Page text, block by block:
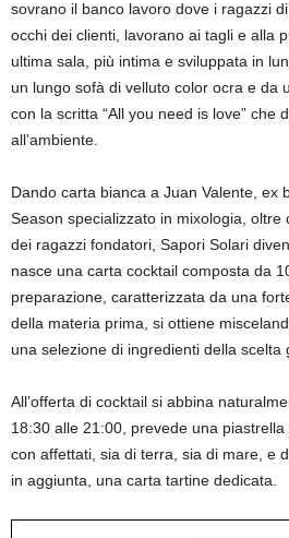
sovrano il banco lavoro dove i ragazzi
occhi dei clienti, lavorano ai tagli e alla
ultima sala, più intima e sviluppata in
un lungo sofà di velluto color ocra e da
con la scritta “All you need is love” che
all’ambiente.
Dando carta bianca a Juan Valente, ex
Season specializzato in mixologia, oltre
dei ragazzi fondatori, Sapori Solari
nasce una carta cocktail composta da
preparazione, caratterizzata da una
della materia prima, si ottiene
una selezione di ingredienti della scelta
All’offerta di cocktail si abbina
18:30 alle 21:00, prevede una
con affettati, sia di terra, sia di mare, e
in aggiunta, una carta tartine dedicata.